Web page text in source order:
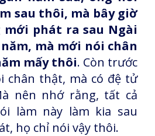
sau thôi, mà bây giờ
mới phát ra sau Ngài
mà mới nói chân
mấy thôi. Còn trước
chân thật, mà có đệ tử
nên nhớ rằng, tất cả
làm này làm kia sau
họ chỉ nói vậy thôi.